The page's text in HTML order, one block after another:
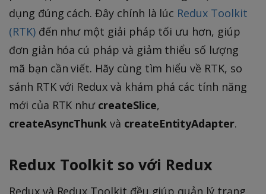
dụng đúng cách. Đây chính là lúc Redux Toolkit
(RTK)đến như một giải pháp tối ưu hơn, giúp
đơn giản hóa cú pháp và giảm thiểu số lượng
mã bạn cần viết. Hãy cùng tìm hiểu về RTK, so
sánh RTK với Redux và khám phá các tính năng
mới của RTK như createSlice,
createAsyncThunk và createEntityAdapter.
Redux Toolkit so với Redux
Redux và Redux Toolkit đều giúp quản lý trạng